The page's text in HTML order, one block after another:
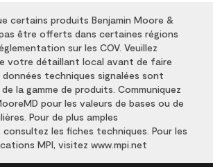
certains produits Benjamin Moore &
être offerts dans certaines régions
sur les COV. Veuillez
votre détaillant local avant de faire
techniques signalées sont
la gamme de produits. Communiquez
pour les valeurs de bases ou de
Pour de plus amples
consultez les fiches techniques. Pour les
MPI, visitez www.mpi.net